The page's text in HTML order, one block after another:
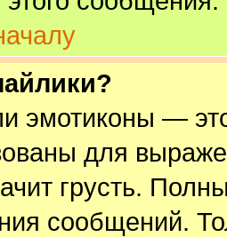
эмотиконы —
для
грусть.
сообщений.